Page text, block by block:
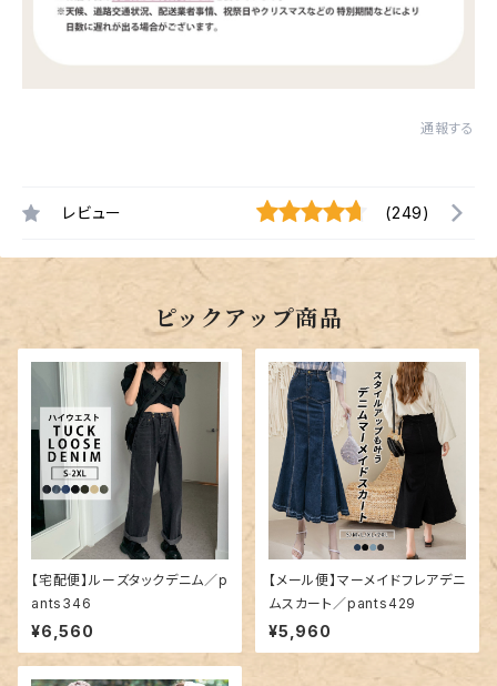
通報する
レビュー (249)
ピックアップ商品
【宅配便】ルーズタックデニム／p
ants346
¥6,560
【メール便】マーメイドフレアデニ
ムスカート／pants429
¥5,960